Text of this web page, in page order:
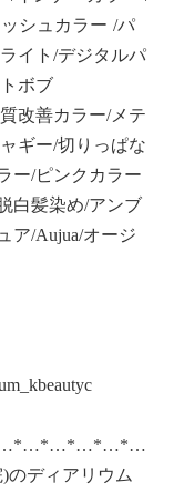
シュカラー /パ
イト/デジタルパ
ボブ
改善カラー/メテ
ギー/切りっぱな
ー/ピンクカラー
白髪染め/アンブ
ア/Aujua/オージ
のディアリウム